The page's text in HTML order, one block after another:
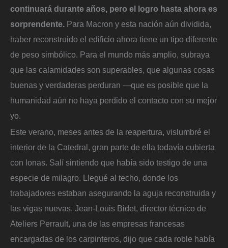
continuará durante años, pero el logro hasta ahora es
sorprendente. Para Macron y esta nación aún dividida,
haber reconstruido el edificio ahora tiene un tipo diferente
de peso simbólico. Para el mundo más amplio, subraya
que las calamidades son superables, que algunas cosas
buenas y verdaderas perduran —que es posible que la
humanidad aún no haya perdido el contacto con su mejor
yo.
Este verano, meses antes de la reapertura, vislumbré el
interior de la Catedral, gran parte de ella todavía cubierta
con lonas. Salí sintiendo que había sido testigo de una
especie de milagro. Llegué al techo, donde los
trabajadores estaban asegurando la aguja reconstruida y
las vigas nuevas. Jean-Louis Bidet, director técnico de
Ateliers Perrault, una de las empresas francesas
encargadas de los carpinteros, dijo que cada roble había